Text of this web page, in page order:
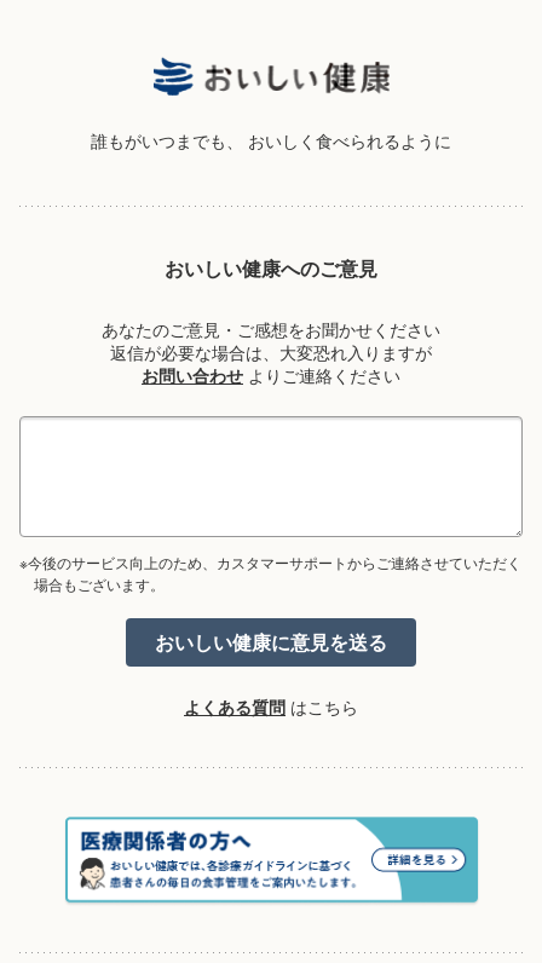
誰もがいつまでも、 おいしく食べられるように
おいしい健康へのご意見
あなたのご意見・ご感想をお聞かせください
返信が必要な場合は、大変恐れ入りますが
お問い合わせ よりご連絡ください
※今後のサービス向上のため、カスタマーサポートからご連絡させていただく
場合もございます。
よくある質問 はこちら